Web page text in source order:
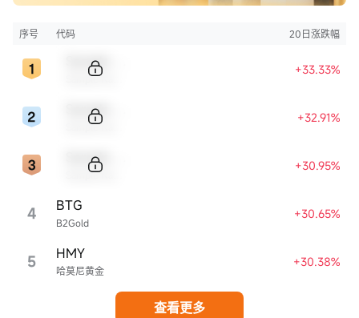
序号 代码 20日涨跌幅
+33.33%
+32.91%
+30.95%
4 B2Gold
BTG +30.65%
5 哈莫尼黄金
HMY +30.38%
查看更多